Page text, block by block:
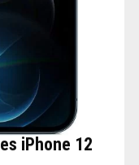
iPhone 12